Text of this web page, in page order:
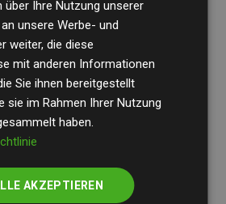
BDOüberprüft
und Methodik, um
sicherzustellen.
dass unsere Investitionen in
im Durchschnitt200 % der
der teilnehmenden
– ein klarer Nachweis für die
unseres Ansatzes.
Ihre Nutzung unserer
unsere Werbe- und
weiter, die diese
mit anderen Informationen
Sie ihnen bereitgestellt
sie im Rahmen Ihrer Nutzung
haben.
AKZEPTIEREN